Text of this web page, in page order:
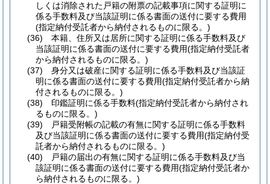
しくは消除された戸籍の附票の記載事項に関する証明に
係る手数料及び当該証明に係る書面の送付に要する費用
(指定納付受託者から納付されるものに限る。)
(36)
本籍、住所又は居所に関する証明に係る手数料及び
当該証明に係る書面の送付に要する費用(指定納付受託者
から納付されるものに限る。)
(37)
身分又は破産に関する証明に係る手数料及び当該証
明に係る書面の送付に要する費用(指定納付受託者から納
付されるものに限る。)
(38)
印鑑証明に係る手数料(指定納付受託者から納付され
るものに限る。)
(39)
戸籍受附帳の記載の有無に関する証明に係る手数料
及び当該証明に係る書面の送付に要する費用(指定納付受
託者から納付されるものに限る。)
(40)
戸籍の届出の有無に関する証明に係る手数料及び当
該証明に係る書面の送付に要する費用(指定納付受託者か
ら納付されるものに限る。)